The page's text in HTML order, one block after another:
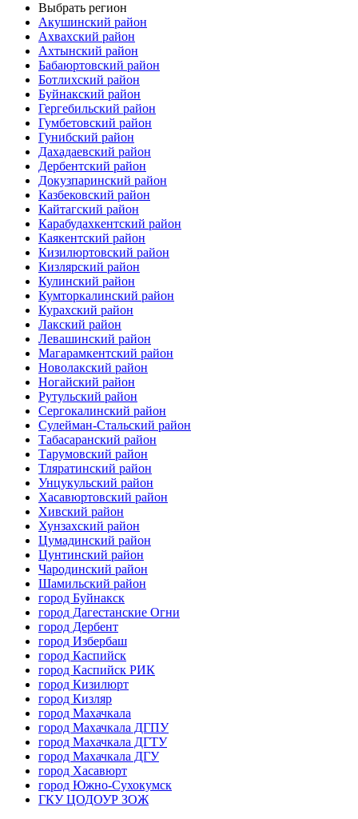
Выбрать регион
Акушинский район
Ахвахский район
Ахтынский район
Бабаюртовский район
Ботлихский район
Буйнакский район
Гергебильский район
Гумбетовский район
Гунибский район
Дахадаевский район
Дербентский район
Докузпаринский район
Казбековский район
Кайтагский район
Карабудахкентский район
Каякентский район
Кизилюртовский район
Кизлярский район
Кулинский район
Кумторкалинский район
Курахский район
Лакский район
Левашинский район
Магарамкентский район
Новолакский район
Ногайский район
Рутульский район
Сергокалинский район
Сулейман-Стальский район
Табасаранский район
Тарумовский район
Тляратинский район
Унцукульский район
Хасавюртовский район
Хивский район
Хунзахский район
Цумадинский район
Цунтинский район
Чародинский район
Шамильский район
город Буйнакск
город Дагестанские Огни
город Дербент
город Избербаш
город Каспийск
город Каспийск РИК
город Кизилюрт
город Кизляр
город Махачкала
город Махачкала ДГПУ
город Махачкала ДГТУ
город Махачкала ДГУ
город Хасавюрт
город Южно-Сухокумск
ГКУ ЦОДОУР ЗОЖ